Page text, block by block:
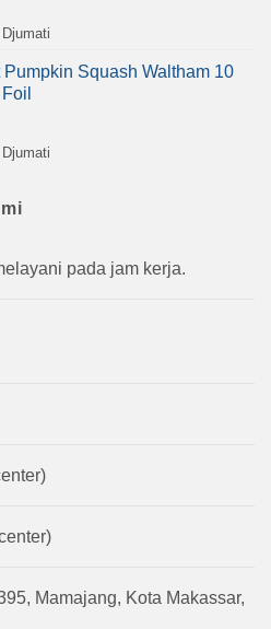
Pumpkin Squash Waltham 10
pada jam kerja.
Mamajang, Kota Makassar,